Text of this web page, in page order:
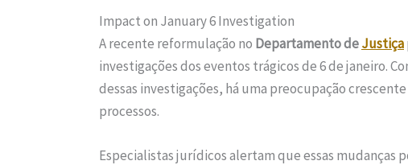
Impact on January 6 Investigation
A recente reformulação no Departamento deJustiça
investigações dos eventos trágicos de 6 de janeiro.
dessas investigações, há uma preocupação
processos.
Especialistas jurídicos alertam que essas mudanças